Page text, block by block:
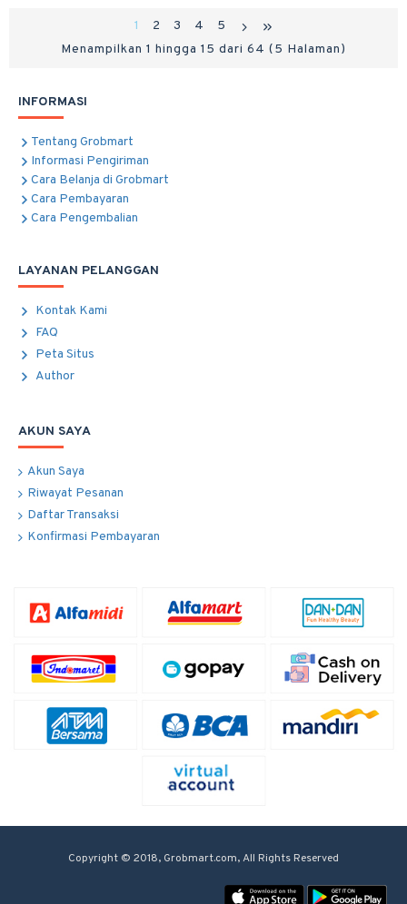
1 2 3 4
5
Menampilkan 1 hingga 15 dari 64 (5 Halaman)
INFORMASI
Tentang Grobmart
Informasi Pengiriman
Cara Belanja di Grobmart
Cara Pembayaran
Cara Pengembalian
LAYANAN PELANGGAN
Kontak Kami
FAQ
Peta Situs
Author
AKUN SAYA
Akun Saya
Riwayat Pesanan
Daftar Transaksi
Konfirmasi Pembayaran
Copyright © 2018, Grobmart.com, All Rights Reserved